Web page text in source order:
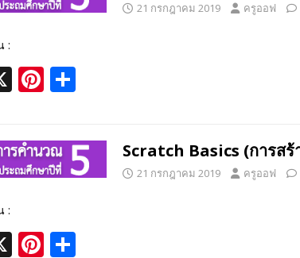
21 กรกฎาคม 2019 ครูออฟ
:
X Pi
e
st
e Scratch Basics (การสร้
21 กรกฎาคม 2019 ครูออฟ
:
X Pi